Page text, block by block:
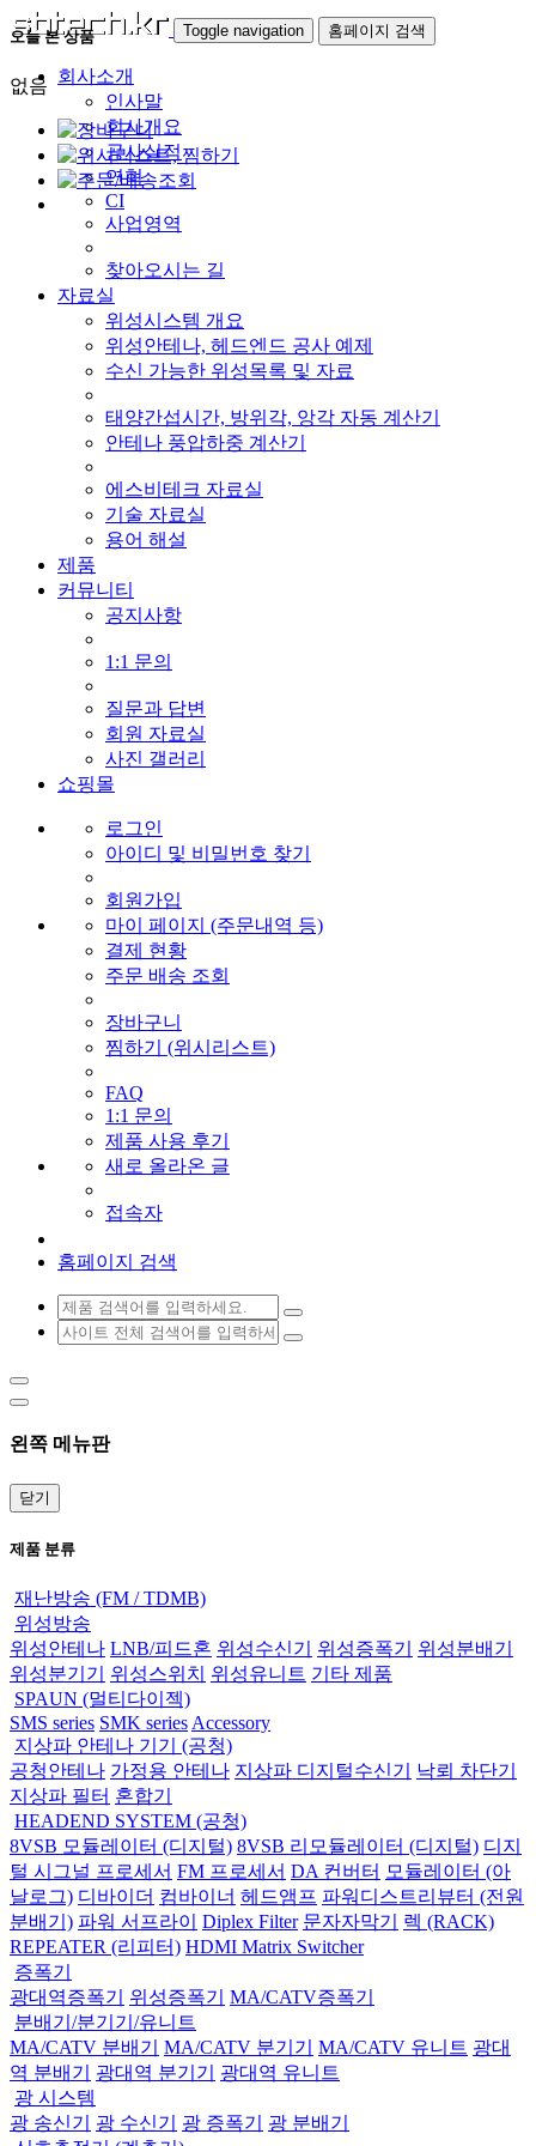
Toggle navigation 홈페이지 검색
회사소개
인사말
회사개요
공사실적
연혁
CI
사업영역
찾아오시는 길
자료실
위성시스템 개요
위성안테나, 헤드엔드 공사 예제
수신 가능한 위성목록 및 자료
태양간섭시간, 방위각, 앙각 자동 계산기
안테나 풍압하중 계산기
에스비테크 자료실
기술 자료실
용어 해설
제품
커뮤니티
공지사항
1:1 문의
질문과 답변
회원 자료실
사진 갤러리
쇼핑몰
로그인
아이디 및 비밀번호 찾기
회원가입
마이 페이지 (주문내역 등)
결제 현황
주문 배송 조회
장바구니
찜하기 (위시리스트)
FAQ
1:1 문의
제품 사용 후기
새로 올라온 글
접속자
홈페이지 검색
왼쪽 메뉴판
닫기
제품 분류
재난방송 (FM / TDMB)
위성방송
위성안테나 LNB/피드혼 위성수신기 위성증폭기
위성분배기
위성분기기
위성스위치 위성유니트 기타 제품
SPAUN (멀티다이젝)
SMS series SMK series Accessory
지상파 안테나 기기 (공청)
공청안테나 가정용 안테나 지상파 디지털수신기
낙뢰 차단기
지상파 필터 혼합기
HEADEND SYSTEM (공청)
8VSB 모듈레이터 (디지털) 8VSB 리모듈레이터 (디지털) 디지
털 시그널 프로세서 FM 프로세서 DA 컨버터 모듈레이터 (아
날로그) 디바이더 컴바이너 헤드앰프 파워디스트리뷰터 (전원
분배기) 파워 서프라이 Diplex Filter 문자자막기
렉 (RACK)
REPEATER (리피터) HDMI Matrix Switcher
증폭기
광대역증폭기
위성증폭기
MA/CATV증폭기
분배기/분기기/유니트
MA/CATV 분배기
MA/CATV 분기기 MA/CATV 유니트 광대
역 분배기
광대역 분기기
광대역 유니트
광 시스템
광 송신기
광 수신기 광 증폭기
광 분배기
오늘 본 상품
없음